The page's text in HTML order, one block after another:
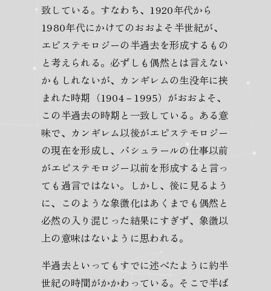
致している。すなわち、1920年代から
1980年代にかけてのおおよそ半世紀が、
エピステモロジーの半過去を形成するもの
と考えられる。必ずしも偶然とは言えない
かもしれないが、カンギレムの生没年に挟
まれた時期（1904－1995）がおおよそ、
この半過去の時期と一致している。ある意
味で、カンギレム以後がエピステモロジー
の現在を形成し、バシュラールの仕事以前
がエピステモロジー以前を形成すると言っ
ても過言ではない。しかし、後に見るよう
に、このような象徴化はあくまでも偶然と
必然の入り混じった結果にすぎず、象徴以
上の意味はないように思われる。
半過去といってもすでに述べたように約半
世紀の時間がかかわっている。そこで半ば